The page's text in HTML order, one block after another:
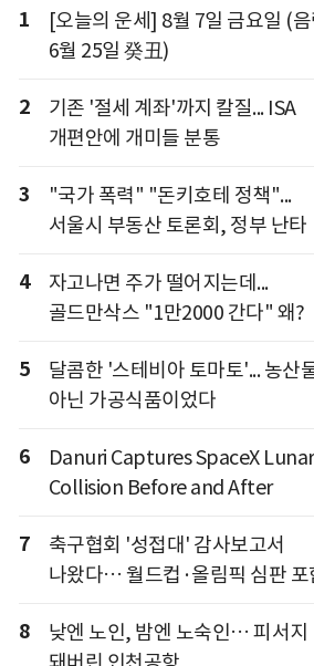
1
[오늘의 운세] 8월 7일 금요일 (음
6월 25일 癸丑)
2
기존 '절세 계좌'까지 칼질... ISA
개편안에 개미들 분통
3
"국가 폭력" "돈키호테 정책"...
서울시 부동산 토론회, 정부 난타
4
자고나면 주가 떨어지는데...
골드만삭스 "1만2000 간다" 왜?
5
달콤한 '스테비아 토마토'... 농산
아닌 가공식품이었다
6
Danuri Captures SpaceX Lunar
Collision Before and After
7
축구협회 '성접대' 감사보고서
나왔다… 월드컵·올림픽 심판 포
8
낮엔 노인, 밤엔 노숙인… 피서지